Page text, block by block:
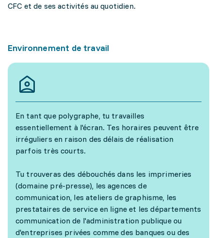
CFC et de ses activités au quotidien.
Environnement de travail
En tant que polygraphe, tu travailles
essentiellement à l'écran. Tes horaires peuvent être
irréguliers en raison des délais de réalisation
parfois très courts.
Tu trouveras des débouchés dans les imprimeries
(domaine pré-presse), les agences de
communication, les ateliers de graphisme, les
prestataires de service en ligne et les départements
communication de l'administration publique ou
d'entreprises privées comme des banques ou des